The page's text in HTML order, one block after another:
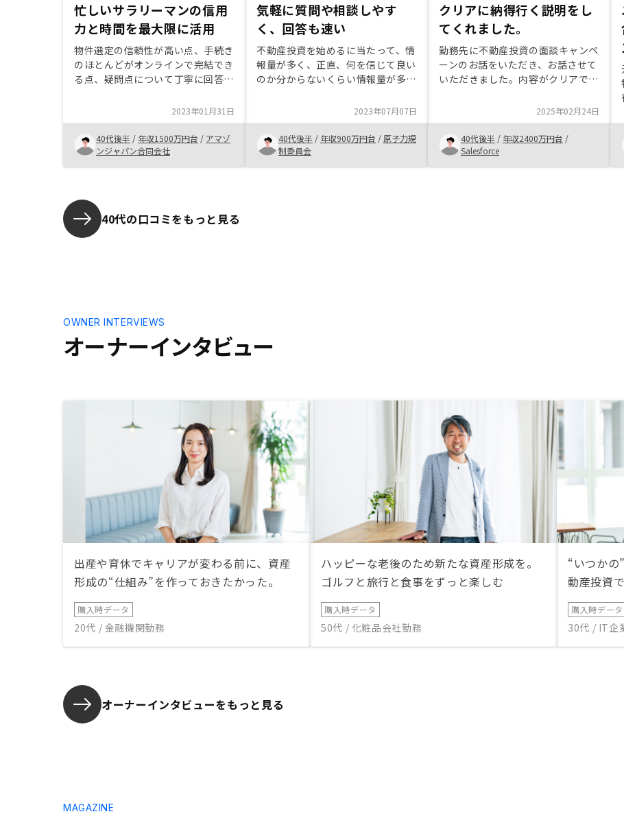
忙しいサラリーマンの信用
力と時間を最大限に活用
物件選定の信頼性が高い点、手続き
のほとんどがオンラインで完結でき
る点、疑問点について丁寧に回答い
や取引状況も踏まえた提案やスケジ
ュール調整をいただくなど提案内容
が緻密で機動性が高い点将来的な節
税対策についても積極的にご提案い
ただければ幸いです。
2023年01月31日
40代後半 / 年収1500万円台 / アマゾ
ンジャパン合同会社
気軽に質問や相談しやす
く、回答も速い
不動産投資を始めるに当たって、情
報量が多く、正直、何を信じて良い
のか分からないくらい情報量が多い
を行い、生の声を聞き、リスクを理
解した上で自分である程度の納得感
が持てれば一歩踏み出すことが重要
だと思います。renosyは業界でも
注目を浴びていますが、ＡＩを活用
2023年07月07日
40代後半 / 年収900万円台 / 原子力規
制委員会
クリアに納得行く説明をし
てくれました。
勤務先に不動産投資の面談キャンペ
ーンのお話をいただき、お話させて
いただきました。内容がクリアであ
喫緊の課題の一助になっていただけ
ることが理解できたため購入を決定
しました。Slackでのやりとりがで
きるといいですね！LINEはスレッ
ドが作れないため、大事な会話が埋
2025年02月24日
40代後半 / 年収2400万円台 /
Salesforce
40代の口コミをもっと見る
オーナーインタビュー
OWNER INTERVIEWS
出産や育休でキャリアが変わる前に、資産
形成の“仕組み”を作っておきたかった。
購入時データ
20代 / 金融機関勤務
ハッピーな老後のため新たな資産形成を。
ゴルフと旅行と食事をずっと楽しむ
購入時データ
50代 / 化粧品会社勤務
“いつかの
動産投資
購入時データ
30代 / IT企
オーナーインタビューをもっと見る
MAGAZINE